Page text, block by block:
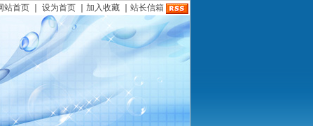
站首页 设为首页 加入收藏 站长信箱